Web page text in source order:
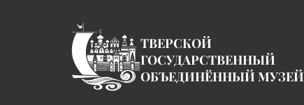
ТВЕРСКОЙ
ГОСУДАРСТВЕННЫЙ
ОБЪЕДИНЁННЫЙ МУЗЕЙ